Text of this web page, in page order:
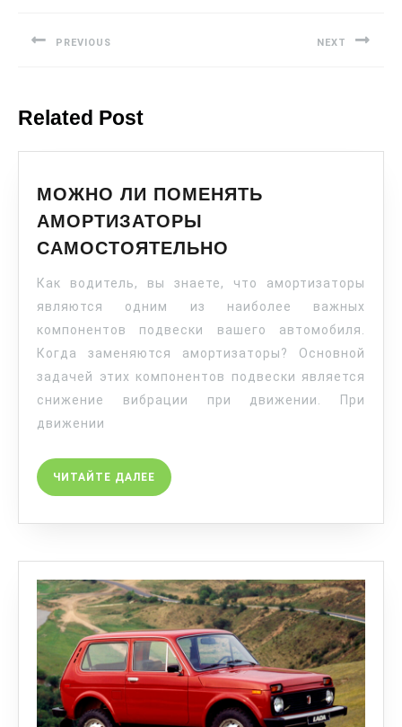
PREVIOUS NEXT
Related Post
МОЖНО ЛИ ПОМЕНЯТЬ
АМОРТИЗАТОРЫ
САМОСТОЯТЕЛЬНО
Как водитель, вы знаете, что амортизаторы
являются одним из наиболее важных
компонентов подвески вашего автомобиля.
Когда заменяются амортизаторы? Основной
задачей этих компонентов подвески является
снижение вибрации при движении. При
движении
ЧИТАЙТЕ ДАЛЕЕ